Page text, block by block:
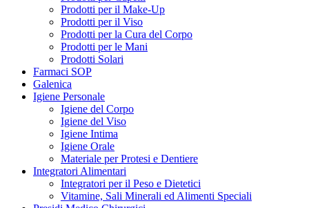
Prodotti per il Make-Up
Prodotti per il Viso
Prodotti per la Cura del Corpo
Prodotti per le Mani
Prodotti Solari
Farmaci SOP
Galenica
Igiene Personale
Igiene del Corpo
Igiene del Viso
Igiene Intima
Igiene Orale
Materiale per Protesi e Dentiere
Integratori Alimentari
Integratori per il Peso e Dietetici
Vitamine, Sali Minerali ed Alimenti Speciali